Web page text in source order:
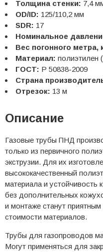
Толщина стенки: 7,4
OD/ID: 125/110,2 мм
SDR: 17
Номинальное
Вес погонного метра,
Материал: полиэтилен
ГОСТ: Р 50838-2009
Страна
Отрезок: 13 м
Описание
Газовые трубы ПНД
только из первичного
экструзии. Для их
высококачественный
материала и устойчивость
без дополнительных
и монтаже станут
стоимости материалов.
Трубы для газопроводов
Могут применяться для